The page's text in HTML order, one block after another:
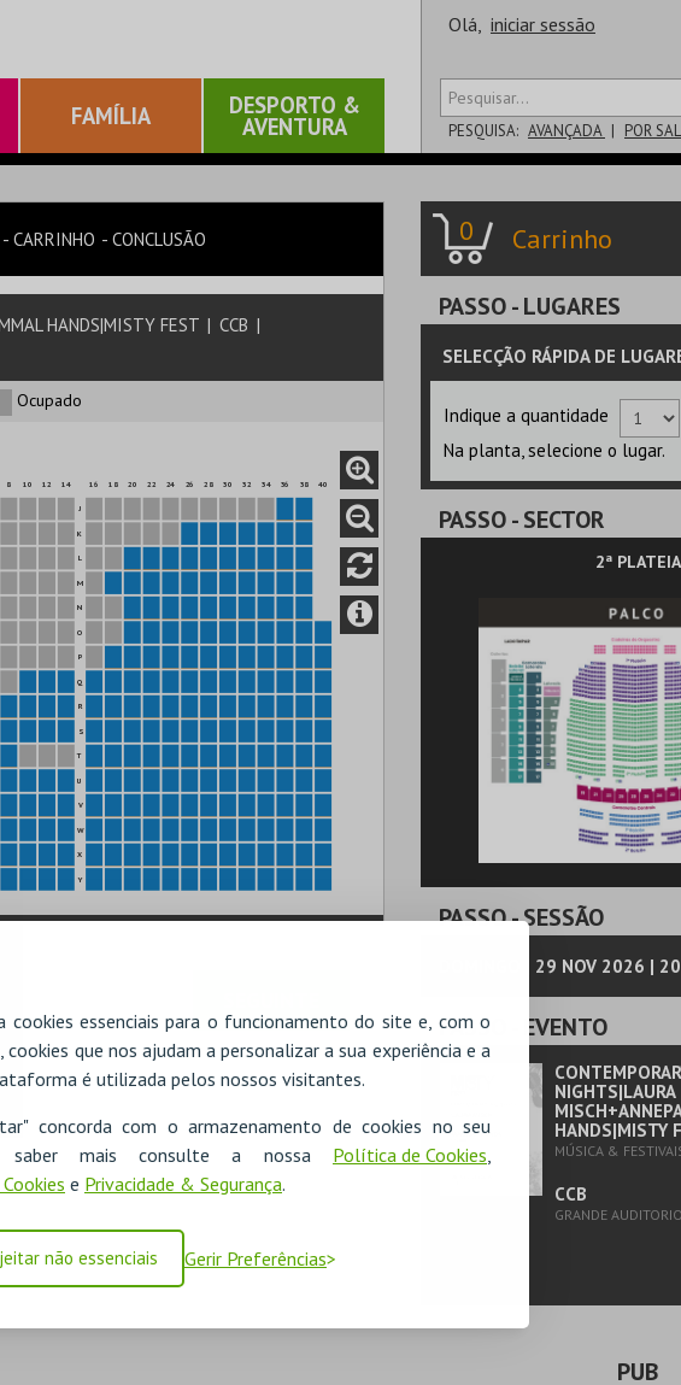
essenciais para o funcionamento do site e, com o
que nos ajudam a personalizar a sua experiência e a
é utilizada pelos nossos visitantes.
concorda com o armazenamento de cookies no seu
saber mais consulte a nossa Política de Cookies
e Privacidade & Segurança.
não essenciais Gerir Preferências
FAMÍLIA DESPORTO &
AVENTURA
Olá, iniciar sessão
PESQUISA: AVANÇADA POR
SALA
CARRINHO CONCLUSÃO
HANDS|MISTY FEST | CCB |
Ocupado
8 10 12 14 16 18 20 22 24 26 28 30 32 34 36 38 40
J
K
L
M
N
O
P
Q
R
S
T
U
V
W
X
Y
0 Carrinho
PASSO- LUGARES
SELECÇÃO RÁPIDA DE
Indique a quantidade
Na planta, selecione o lugar.
PASSO- SECTOR
2ª PLATEIA
PASSO- SESSÃO
DOMINGO | 29 NOV 2026 |
PASSO - EVENTO
NIGHTS|LAURA
HANDS|MISTY
MÚSICA &
CCB
GRANDE AUDITORIO
PUB